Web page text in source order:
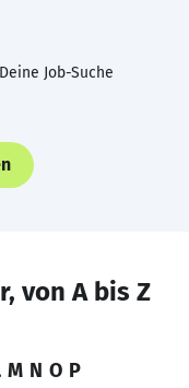
Job-Suche
von A bis Z
M N O P